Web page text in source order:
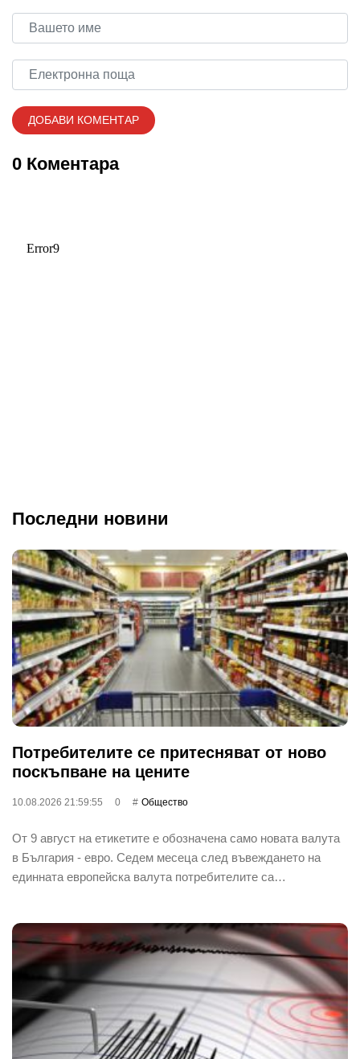
0 Коментара
Последни новини
Потребителите се притесняват от ново
поскъпване на цените
10.08.2026 21:59:55 0 Общество
От 9 август на етикетите е обозначена само новата валута
в България - евро. Седем месеца след въвеждането на
единната европейска валута потребителите са…